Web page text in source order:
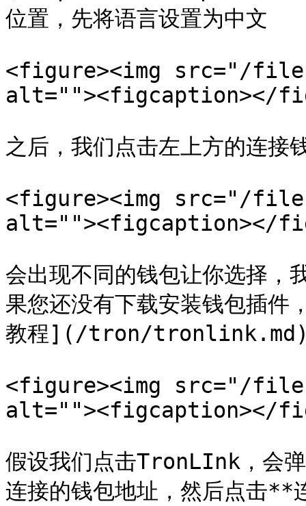
位置，先将语言设置为中文
<figure><img src="/files/
alt=""><figcaption></
之后，我们点击左上方的连接
<figure><img src="/
alt=""><figcaption></
会出现不同的钱包让你选择
果您还没有下载安装钱包插
教程](/tron/
<figure><img src="/files/
alt=""><figcaption></
假设我们点击TronLInk，会
连接的钱包地址，然后点击**